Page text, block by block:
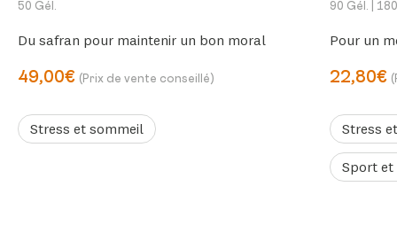
50 Gél.
Du safran pour maintenir un bon moral
49,00€ (Prix de vente conseillé)
Stress et sommeil
90 Gél. |
Pour un
22,80€
Stress
Sport